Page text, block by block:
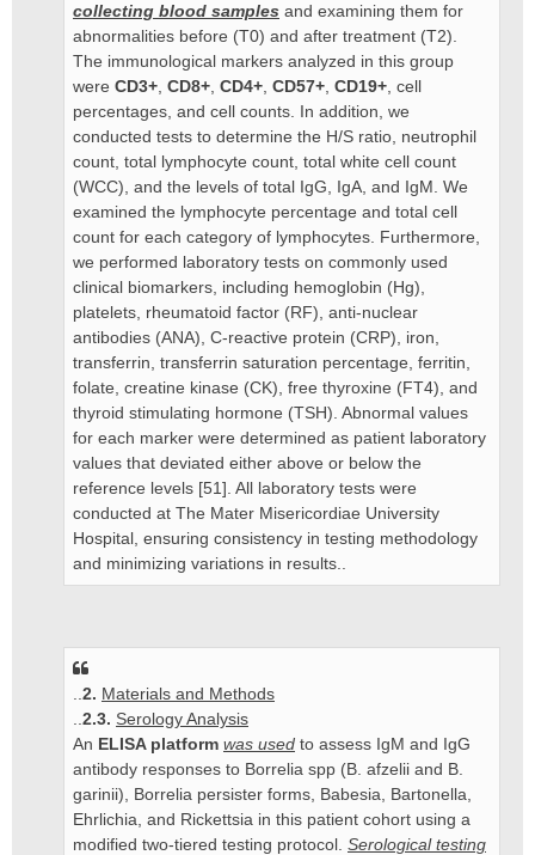
collecting blood samples and examining them for
abnormalities before (T0) and after treatment (T2).
The immunological markers analyzed in this group
were CD3+ CD8+ CD4+ CD57+ CD19+ , cell
percentages, and cell counts. In addition, we
conducted tests to determine the H/S ratio, neutrophil
count, total lymphocyte count, total white cell count
(WCC), and the levels of total IgG, IgA, and IgM. We
examined the lymphocyte percentage and total cell
count for each category of lymphocytes. Furthermore,
we performed laboratory tests on commonly used
clinical biomarkers, including hemoglobin (Hg),
platelets, rheumatoid factor (RF), anti-nuclear
antibodies (ANA), C-reactive protein (CRP), iron,
transferrin, transferrin saturation percentage, ferritin,
folate, creatine kinase (CK), free thyroxine (FT4), and
thyroid stimulating hormone (TSH). Abnormal values
for each marker were determined as patient laboratory
values that deviated either above or below the
reference levels [51]. All laboratory tests were
conducted at The Mater Misericordiae University
Hospital, ensuring consistency in testing methodology
and minimizing variations in results..
2. Materials and Methods
2.3. Serology Analysis
An ELISA platform was used to assess IgM and IgG
antibody responses to Borrelia spp (B. afzelii and B.
garinii), Borrelia persister forms, Babesia, Bartonella,
Ehrlichia, and Rickettsia in this patient cohort using a
modified two-tiered testing protocol. Serological testing